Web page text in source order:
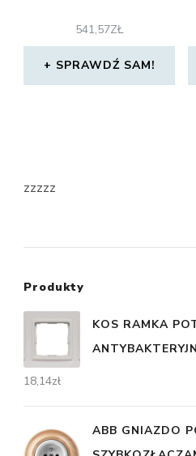
541,57ZŁ
SPRAWDŹ SAM!
zzzzz
Produkty
KOS RAMKA
18,14zł
ABB GNIAZDO